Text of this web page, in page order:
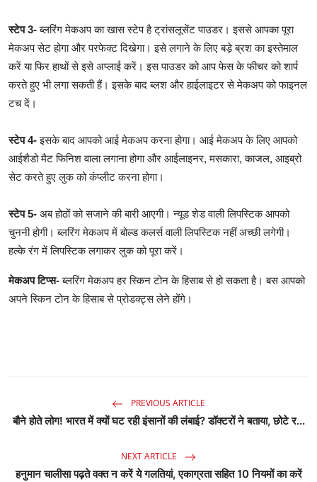
स्टेप 3-ब्लरिंग मेकअप का खास स्टेप है ट्रांसलूसेंट पाउडर। इससे आपका पूरा
मेकअप सेट होगा और परफेक्ट दिखेगा। इसे लगाने के लिए बड़े ब्रश का इस्तेमाल
करें या फिर हाथों से इसे अप्लाई करें। इस पाउडर को आप फेस के फीचर को शार्प
करते हुए भी लगा सकती हैं। इसके बाद ब्लश और हाईलाइटर से मेकअप को फाइनल
टच दें।
स्टेप 4-इसके बाद आपको आई मेकअप करना होगा। आई मेकअप के लिए आपको
आईशैडो मैट फिनिश वाला लगाना होगा और आईलाइनर, मसकारा, काजल, आइब्रो
सेट करते हुए लुक को कंप्लीट करना होगा।
स्टेप 5- अब होठों को सजाने की बारी आएगी। न्यूड शेड वाली लिपस्टिक आपको
चुननी होगी। ब्लरिंग मेकअप में बोल्ड कलर्स वाली लिपस्टिक नहीं अच्छी लगेगी।
हल्के रंग में लिपस्टिक लगाकर लुक को पूरा करें।
मेकअप टिप्स-ब्लरिंग मेकअप हर स्किन टोन के हिसाब से हो सकता है। बस आपको
अपने स्किन टोन के हिसाब से प्रोडक्ट्स लेने होंगे।
PREVIOUS ARTICLE
बौने होते लोग! भारत में क्यों घट रही इंसानों की लंबाई? डॉक्टरों ने बताया, छोटे र...
NEXT ARTICLE
हनुमान चालीसा पढ़ते वक्त न करें ये गलतियां, एकाग्रता सहित 10 नियमों का करें